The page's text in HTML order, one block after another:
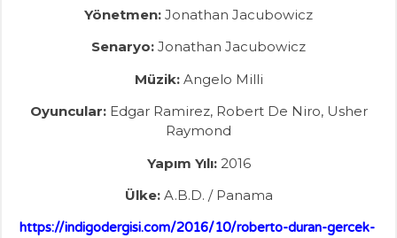
Yönetmen: Jonathan Jacubowicz
Senaryo: Jonathan Jacubowicz
Müzik:Angelo Milli
Oyuncular:Edgar Ramirez, Robert De Niro, Usher
Raymond
Yapım Yılı:2016
Ülke:A.B.D. / Panama
https://indigodergisi.com/2016/10/roberto-duran-gercek-